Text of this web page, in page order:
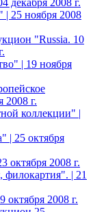
25 ноября 2008
"Russia. 10
| 19 ноября
2008 г.
коллекции" |
| 25 октября
2008 г.
| 21
2008 г.